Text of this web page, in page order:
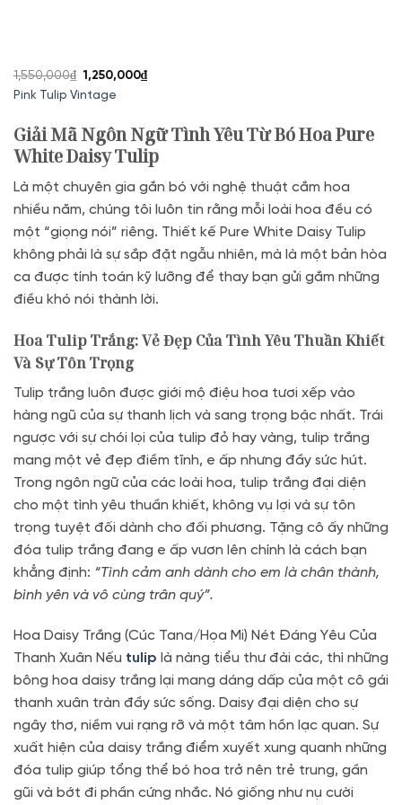
Pink Tulip Vintage
1,550,000₫ Giá
gốc
1,550,000₫.
1,250,000₫Giá
là:
1,250,000₫.
Giải Mã Ngôn Ngữ Tình Yêu Từ Bó Hoa Pure
White Daisy Tulip
Là một chuyên gia gắn bó với nghệ thuật cắm hoa
nhiều năm, chúng tôi luôn tin rằng mỗi loài hoa đều có
một “giọng nói” riêng. Thiết kế Pure White Daisy Tulip
không phải là sự sắp đặt ngẫu nhiên, mà là một bản hòa
ca được tính toán kỹ lưỡng để thay bạn gửi gắm những
điều khó nói thành lời.
Hoa Tulip Trắng: Vẻ Đẹp Của Tình Yêu Thuần Khiết
Và Sự Tôn Trọng
Tulip trắng luôn được giới mộ điệu hoa tươi xếp vào
hàng ngũ của sự thanh lịch và sang trọng bậc nhất. Trái
ngược với sự chói lọi của tulip đỏ hay vàng, tulip trắng
mang một vẻ đẹp điềm tĩnh, e ấp nhưng đầy sức hút.
Trong ngôn ngữ của các loài hoa, tulip trắng đại diện
cho một tình yêu thuần khiết, không vụ lợi và sự tôn
trọng tuyệt đối dành cho đối phương. Tặng cô ấy những
đóa tulip trắng đang e ấp vươn lên chính là cách bạn
khẳng định: “Tình cảm anh dành cho em là chân thành,
bình yên và vô cùng trân quý”.
Hoa Daisy Trắng (Cúc Tana/Họa Mi) Nét Đáng Yêu Của
Thanh Xuân Nếu tulip là nàng tiểu thư đài các, thì những
bông hoa daisy trắng lại mang dáng dấp của một cô gái
thanh xuân tràn đầy sức sống. Daisy đại diện cho sự
ngây thơ, niềm vui rạng rỡ và một tâm hồn lạc quan. Sự
xuất hiện của daisy trắng điểm xuyết xung quanh những
đóa tulip giúp tổng thể bó hoa trở nên trẻ trung, gần
gũi và bớt đi phần cứng nhắc. Nó giống như nụ cười